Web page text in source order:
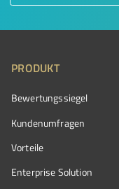
PRODUKT
Bewertungssiegel
Kundenumfragen
Vorteile
Enterprise Solution